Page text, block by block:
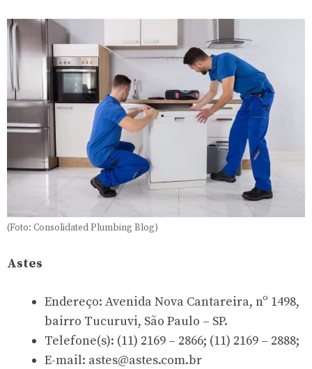
(Foto: Consolidated Plumbing Blog)
Astes
Endereço: Avenida Nova Cantareira, nº 1498,
bairro Tucuruvi, São Paulo – SP.
Telefone(s): (11) 2169 – 2866; (11) 2169 – 2888;
E-mail: astes@astes.com.br